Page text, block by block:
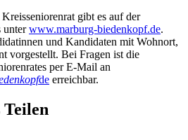
gibt es auf der
unterwww.marburg-biedenkopf.de.
und Kandidaten mit Wohnort,
vorgestellt. Bei Fragen ist die
per E-Mail an
de erreichbar.